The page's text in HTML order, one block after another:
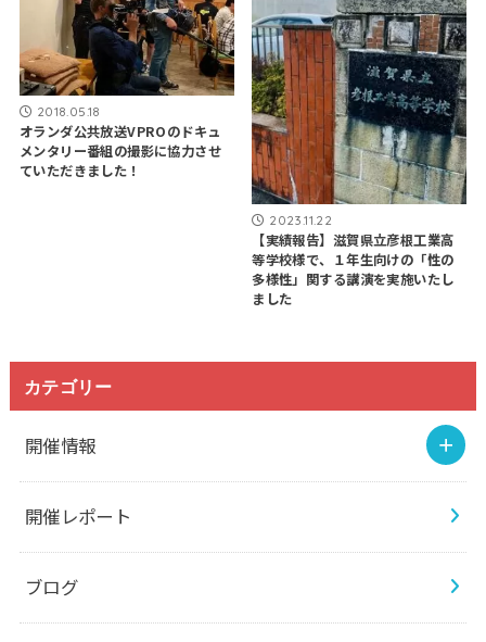
2018.05.18
オランダ公共放送VPROのドキュ
メンタリー番組の撮影に協力させ
ていただきました！
2023.11.22
【実績報告】滋賀県立彦根工業高
等学校様で、１年生向けの「性の
多様性」関する講演を実施いたし
ました
カテゴリー
開催情報
開催レポート
ブログ